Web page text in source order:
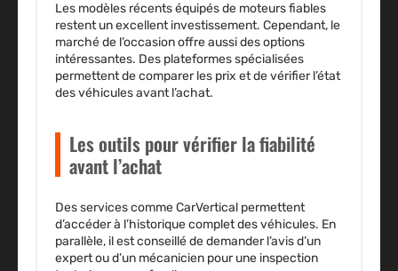
Les modèles récents équipés de moteurs fiables
restent un excellent investissement. Cependant, le
marché de l’occasion offre aussi des options
intéressantes. Des plateformes spécialisées
permettent de comparer les prix et de vérifier l’état
des véhicules avant l’achat.
Les outils pour vérifier la fiabilité
avant l’achat
Des services comme CarVertical permettent
d’accéder à l’historique complet des véhicules. En
parallèle, il est conseillé de demander l’avis d’un
expert ou d’un mécanicien pourune inspection